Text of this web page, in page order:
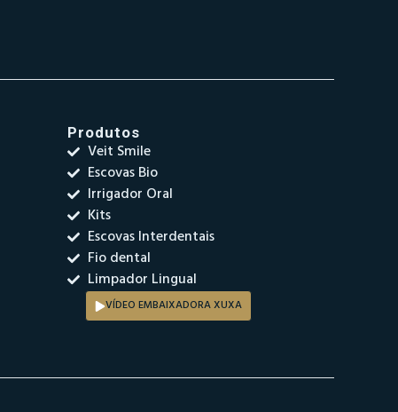
Produtos
Veit Smile
Escovas Bio
Irrigador Oral
Kits
Escovas Interdentais
Fio dental
Limpador Lingual
VÍDEO EMBAIXADORA XUXA